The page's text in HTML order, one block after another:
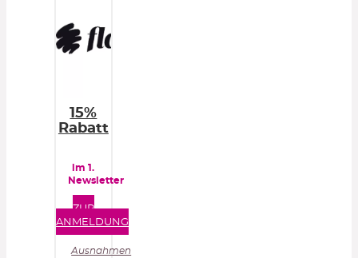
15%
Rabatt
im 1.
Newsletter
ZUR
ANMELDUNG
Ausnahmen